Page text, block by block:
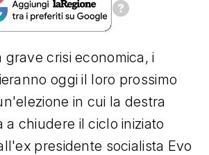
grave crisi economica, i
oggi il loro prossimo
in cui la destra
a chiudere il ciclo iniziato
presidente socialista Evo